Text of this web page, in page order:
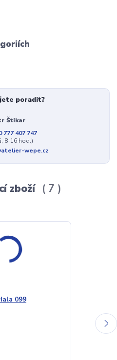
poradit?
Štikar
777 407 747
8-16 hod.)
wepe.cz
zboží 7